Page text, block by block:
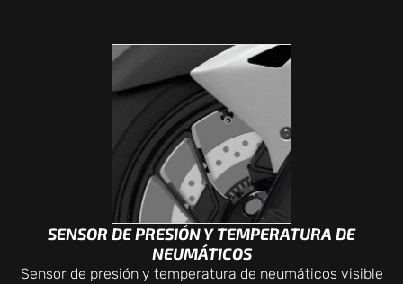
SENSOR DE PRESIÓN Y TEMPERATURA DE
NEUMÁTICOS
Sensor de presión y temperatura de neumáticos visible